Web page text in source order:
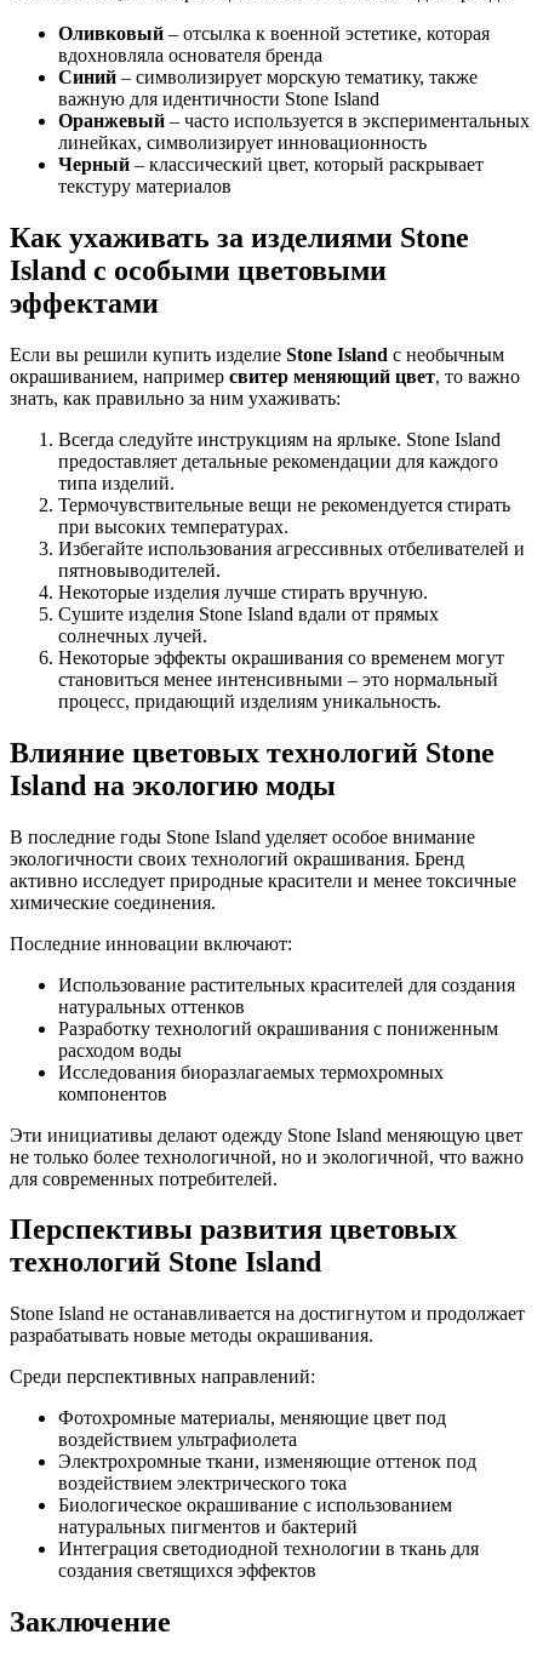
Оливковый – отсылка к военной эстетике, которая
вдохновляла основателя бренда
Синий – символизирует морскую тематику, также
важную для идентичности Stone Island
Оранжевый – часто используется в экспериментальных
линейках, символизирует инновационность
Черный – классический цвет, который раскрывает
текстуру материалов
Как ухаживать за изделиями Stone
Island с особыми цветовыми
эффектами
Если вы решили купить изделие Stone Island с необычным
окрашиванием, например свитер меняющий цвет, то важно
знать, как правильно за ним ухаживать:
Всегда следуйте инструкциям на ярлыке. Stone Island
предоставляет детальные рекомендации для каждого
типа изделий.
Термочувствительные вещи не рекомендуется стирать
при высоких температурах.
Избегайте использования агрессивных отбеливателей и
пятновыводителей.
Некоторые изделия лучше стирать вручную.
Сушите изделия Stone Island вдали от прямых
солнечных лучей.
Некоторые эффекты окрашивания со временем могут
становиться менее интенсивными – это нормальный
процесс, придающий изделиям уникальность.
Влияние цветовых технологий Stone
Island на экологию моды
В последние годы Stone Island уделяет особое внимание
экологичности своих технологий окрашивания. Бренд
активно исследует природные красители и менее токсичные
химические соединения.
Последние инновации включают:
Использование растительных красителей для создания
натуральных оттенков
Разработку технологий окрашивания с пониженным
расходом воды
Исследования биоразлагаемых термохромных
компонентов
Эти инициативы делают одежду Stone Island меняющую цвет
не только более технологичной, но и экологичной, что важно
для современных потребителей.
Перспективы развития цветовых
технологий Stone Island
Stone Island не останавливается на достигнутом и продолжает
разрабатывать новые методы окрашивания.
Среди перспективных направлений:
Фотохромные материалы, меняющие цвет под
воздействием ультрафиолета
Электрохромные ткани, изменяющие оттенок под
воздействием электрического тока
Биологическое окрашивание с использованием
натуральных пигментов и бактерий
Интеграция светодиодной технологии в ткань для
создания светящихся эффектов
Заключение